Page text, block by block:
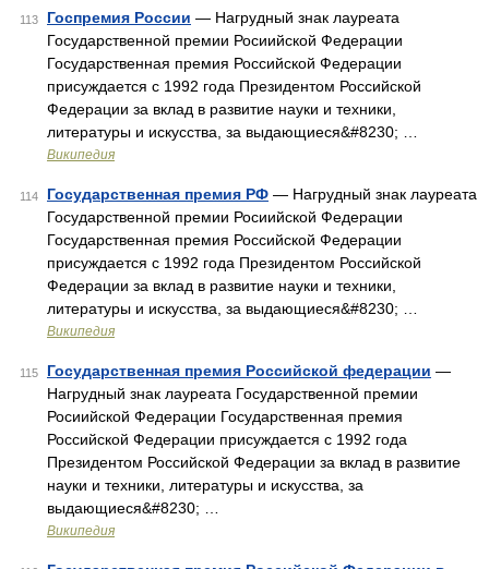
113 Госпремия России — Нагрудный знак лауреата
Государственной премии Росиийской Федерации
Государственная премия Российской Федерации
присуждается с 1992 года Президентом Российской
Федерации за вклад в развитие науки и техники,
литературы и искусства, за выдающиеся&#8230; …
Википедия
114 Государственная премия РФ — Нагрудный знак лауреата
Государственной премии Росиийской Федерации
Государственная премия Российской Федерации
присуждается с 1992 года Президентом Российской
Федерации за вклад в развитие науки и техники,
литературы и искусства, за выдающиеся&#8230; …
Википедия
115 Государственная премия Российской федерации —
Нагрудный знак лауреата Государственной премии
Росиийской Федерации Государственная премия
Российской Федерации присуждается с 1992 года
Президентом Российской Федерации за вклад в развитие
науки и техники, литературы и искусства, за
выдающиеся&#8230; …
Википедия